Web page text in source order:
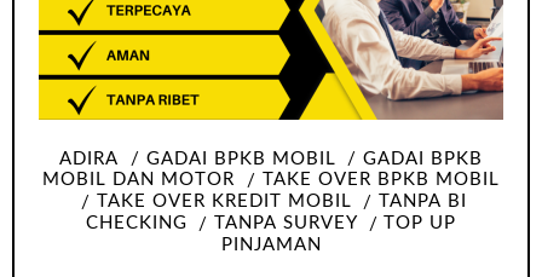
ADIRA GADAI BPKB MOBIL
GADAI BPKB
MOBIL DAN MOTOR
TAKE OVER BPKB MOBIL
TAKE OVER KREDIT MOBIL
TANPA BI
CHECKING
TANPA SURVEY
TOP UP
PINJAMAN